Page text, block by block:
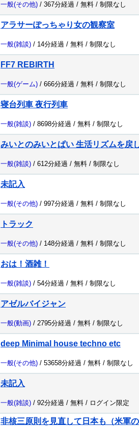
一般(その他) / 367分経過 / 無料 / 制限なし
アラサーぽっちゃり女の観察室
一般(雑談) / 14分経過 / 無料 / 制限なし
FF7 REBIRTH
一般(ゲーム) / 666分経過 / 無料 / 制限なし
寝台列車 夜行列車
一般(雑談) / 8698分経過 / 無料 / 制限なし
みいとのみいとぱい 生活リズムを戻
一般(雑談) / 612分経過 / 無料 / 制限なし
未記入
一般(その他) / 997分経過 / 無料 / 制限なし
トラック
一般(その他) / 148分経過 / 無料 / 制限なし
おは！酒雑！
一般(雑談) / 54分経過 / 無料 / 制限なし
アゼルバイジャン
一般(動画) / 2795分経過 / 無料 / 制限なし
deep Minimal house techno etc
一般(その他) / 53658分経過 / 無料 / 制限なし
未記入
一般(雑談) / 92分経過 / 無料 / ログイン限定
非核三原則を見直して日本も（米軍